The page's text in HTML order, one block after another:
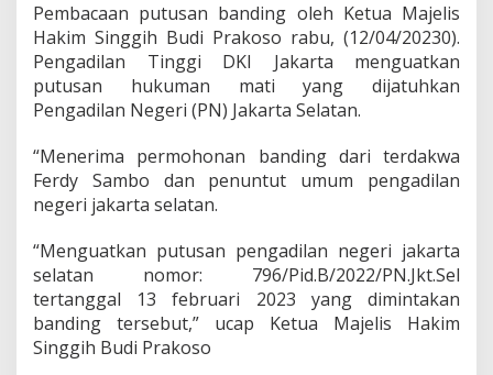
n
g
F
e
d
S
a
m
,
T
e
t
a
p
Pembacaan putusan banding oleh Ketua Majelis
Hakim Singgih Budi Prakoso rabu, (12/04/20230).
Pengadilan Tinggi DKI Jakarta menguatkan
putusan hukuman mati yang dijatuhkan
Pengadilan Negeri (PN) Jakarta Selatan.
“Menerima permohonan banding dari terdakwa
Ferdy Sambo dan penuntut umum pengadilan
negeri jakarta selatan.
“Menguatkan putusan pengadilan negeri jakarta
selatan nomor: 796/Pid.B/2022/PN.Jkt.Sel
tertanggal 13 februari 2023 yang dimintakan
banding tersebut,” ucap Ketua Majelis Hakim
Singgih Budi Prakoso